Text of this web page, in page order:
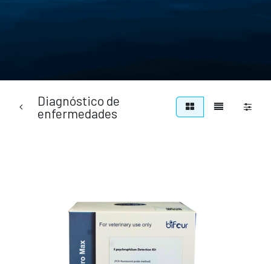
Diagnóstico de
enfermedades